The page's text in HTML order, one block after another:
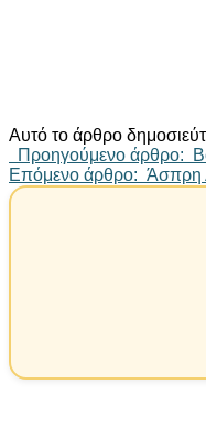
Αυτό το άρθρο
Πλοήγηση
άρθρων
Προηγούμενο άρθρο:
Επόμενο άρθρο: Άσπρη